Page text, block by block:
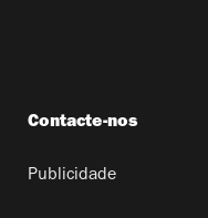
Contacte-nos
Publicidade